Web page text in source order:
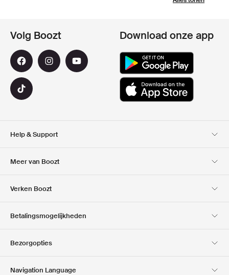
Help & Support
Meer van Boozt
Club Boozt
Verken Boozt
Pers & locaties
Volg Boozt Download onze app
Betalingsmogelijkheden
Bezorgopties
Navigation Language